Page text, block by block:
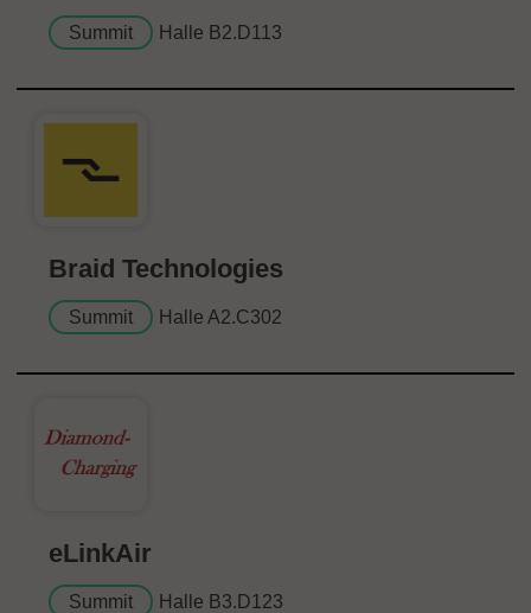
Summit Halle B2.D113
Braid Technologies
Summit Halle A2.C302
eLinkAir
Summit Halle B3.D123